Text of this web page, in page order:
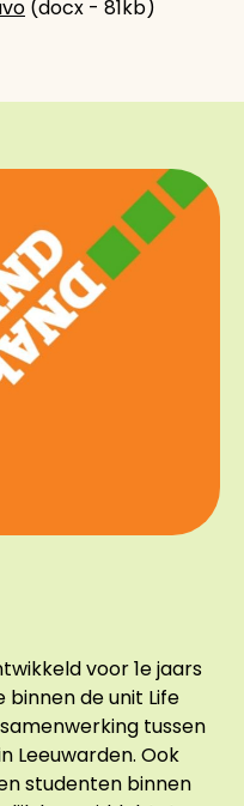
(docx - 81kb)
voor 1e jaars
binnen de unit Life
tussen
Leeuwarden. Ook
studenten binnen